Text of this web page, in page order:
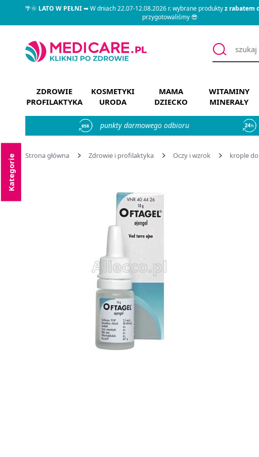
🌴🌞LATO W PEŁNI➡ W dniach 22.07-12.08.2026 r. wybrane produktyz rabatem
przygotowaliśmy 😎
ZDROWIE
PROFILAKTYKA
KOSMETYKI
URODA
MAMA
DZIECKO
WITAMINY
MINERAŁY
858 punkty darmowego odbioru
Strona główna Zdrowie i profilaktyka Oczy i wzrok krople
Kategorie